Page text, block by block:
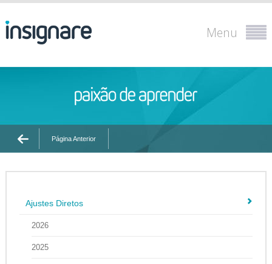
Menu
Página Anterior
Ajustes Diretos
2026
2025